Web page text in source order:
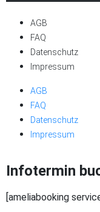
AGB
FAQ
Datenschutz
Impressum
AGB
FAQ
Datenschutz
Impressum
Infotermin
[ameliabooking